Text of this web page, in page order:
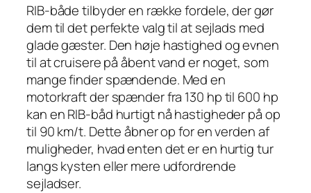
RIB-både tilbyder en række fordele, der gør
dem til det perfekte valg til at sejlads med
glade gæster. Den høje hastighed og evnen
til at cruisere på åbent vand er noget, som
mange finder spændende. Med en
motorkraft der spænder fra 130 hp til 600 hp
kan en RIB-båd hurtigt nå hastigheder på op
til 90 km/t. Dette åbner op for en verden af
muligheder, hvad enten det er en hurtig tur
langs kysten eller mere udfordrende
sejladser.